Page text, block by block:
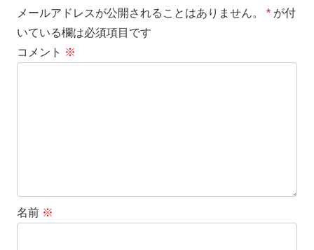
メールアドレスが公開されることはありません。 * が付
いている欄は必須項目です
コメント ※
名前 ※